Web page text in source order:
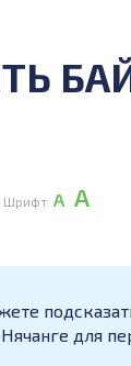
Шрифт А А
для